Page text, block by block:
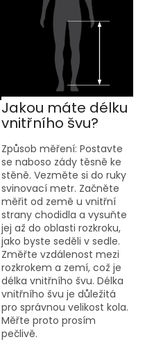
Jakou máte délku
vnitřního švu?
Způsob měření: Postavte
se naboso zády těsně ke
stěně. Vezměte si do ruky
svinovací metr. Začněte
měřit od země u vnitřní
strany chodidla a vysuňte
jej až do oblasti rozkroku,
jako byste seděli v sedle.
Změřte vzdálenost mezi
rozkrokem a zemí, což je
délka vnitřního švu. Délka
vnitřního švu je důležitá
pro správnou velikost kola.
Měřte proto prosím
pečlivě.